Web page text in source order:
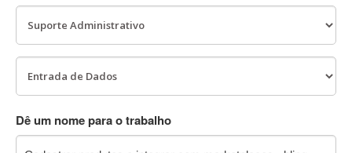
Dê um nome para o trabalho